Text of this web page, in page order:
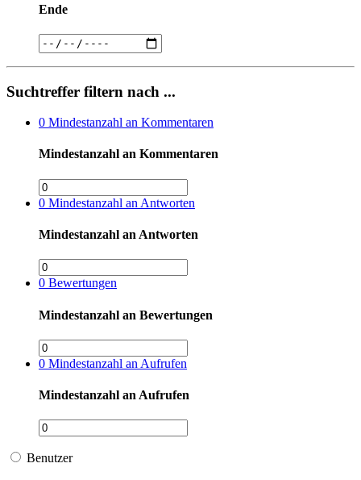
Ende
Suchtreffer filtern nach ...
0 Mindestanzahl an Kommentaren
Mindestanzahl an Kommentaren
0 Mindestanzahl an Antworten
Mindestanzahl an Antworten
0 Bewertungen
Mindestanzahl an Bewertungen
0 Mindestanzahl an Aufrufen
Mindestanzahl an Aufrufen
Benutzer